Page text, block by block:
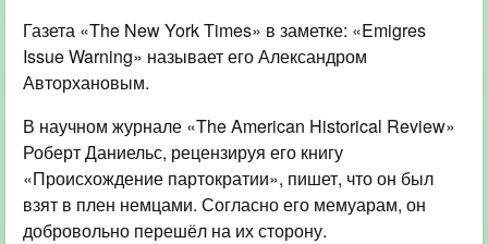
Газета «The New York Times» в заметке: «Emigres
Issue Warning» называет его Александром
Авторхановым.
В научном журнале «The American Historical Review»
Роберт Даниельс, рецензируя его книгу
«Происхождение партократии», пишет, что он был
взят в плен немцами. Согласно его мемуарам, он
добровольно перешёл на их сторону.